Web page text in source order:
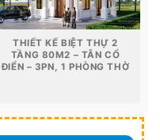
THIẾT KẾ BIỆT THỰ 2
TẦNG 80M2 – TÂN CỔ
ĐIỂN – 3PN, 1 PHÒNG THỜ